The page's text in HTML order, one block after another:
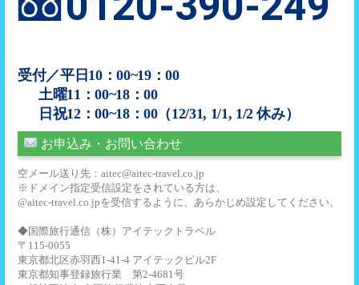
受付／平日10：00~19：00
土曜11：00~18：00
日祝12：00~18：00（12/31, 1/1, 1/2 休み）
お申込み・お問い合わせ
空メール送り先：aitec@aitec-travel.co.jp
※ドメイン指定受信設定をされている方は、
@aitec-travel.co.jpを受信するように、あらかじめ設定してください。
◆国際旅行通信（株）アイテックトラベル
〒115-0055
東京都北区赤羽西1-41-4 アイテックビル2F
東京都知事登録旅行業 第2-4681号